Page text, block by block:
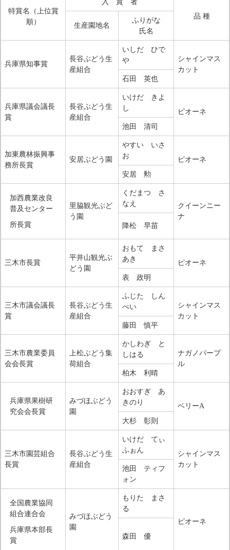
特賞名（上位賞
順）
入 賞 者
品 種
生産園地名
ふりがな
氏名
兵庫県知事賞
長谷ぶどう生
産組合
いしだ ひで
や
シャインマス
カット
石田 英也
兵庫県議会議長
賞
長谷ぶどう生
産組合
いけだ きよ
し
ピオーネ
池田 清司
加東農林振興事
務所長賞
安居ぶどう園
やすい いさ
お
ピオーネ
安居 勲
加西農業改良
普及センター
所長賞
里脇観光ぶど
う園
くだまつ さ
なえ
クイーンニー
ナ
降松 早苗
三木市長賞
平井山観光ぶ
どう園
おもて まさ
あき
ピオーネ
表 政明
三木市議会議長
賞
長谷ぶどう生
産組合
ふじた しん
ぺい
シャインマス
カット
藤田 慎平
三木市農業委員
会会長賞
上松ぶどう集
荷組合
かしわぎ と
しはる
ナガノパープ
ル
柏木 利晴
兵庫県果樹研
究会会長賞
みづほぶどう
園
おおすぎ あ
きのり
ベリーA
大杉 彰則
三木市園芸組合
長賞
長谷ぶどう生
産組合
いけだ てぃ
ふぉん
シャインマス
カット
池田 ティフ
ォン
全国農業協同
組合連合会
兵庫県本部長
賞
みづほぶどう
園
もりた まさ
る
ピオーネ
森田 優